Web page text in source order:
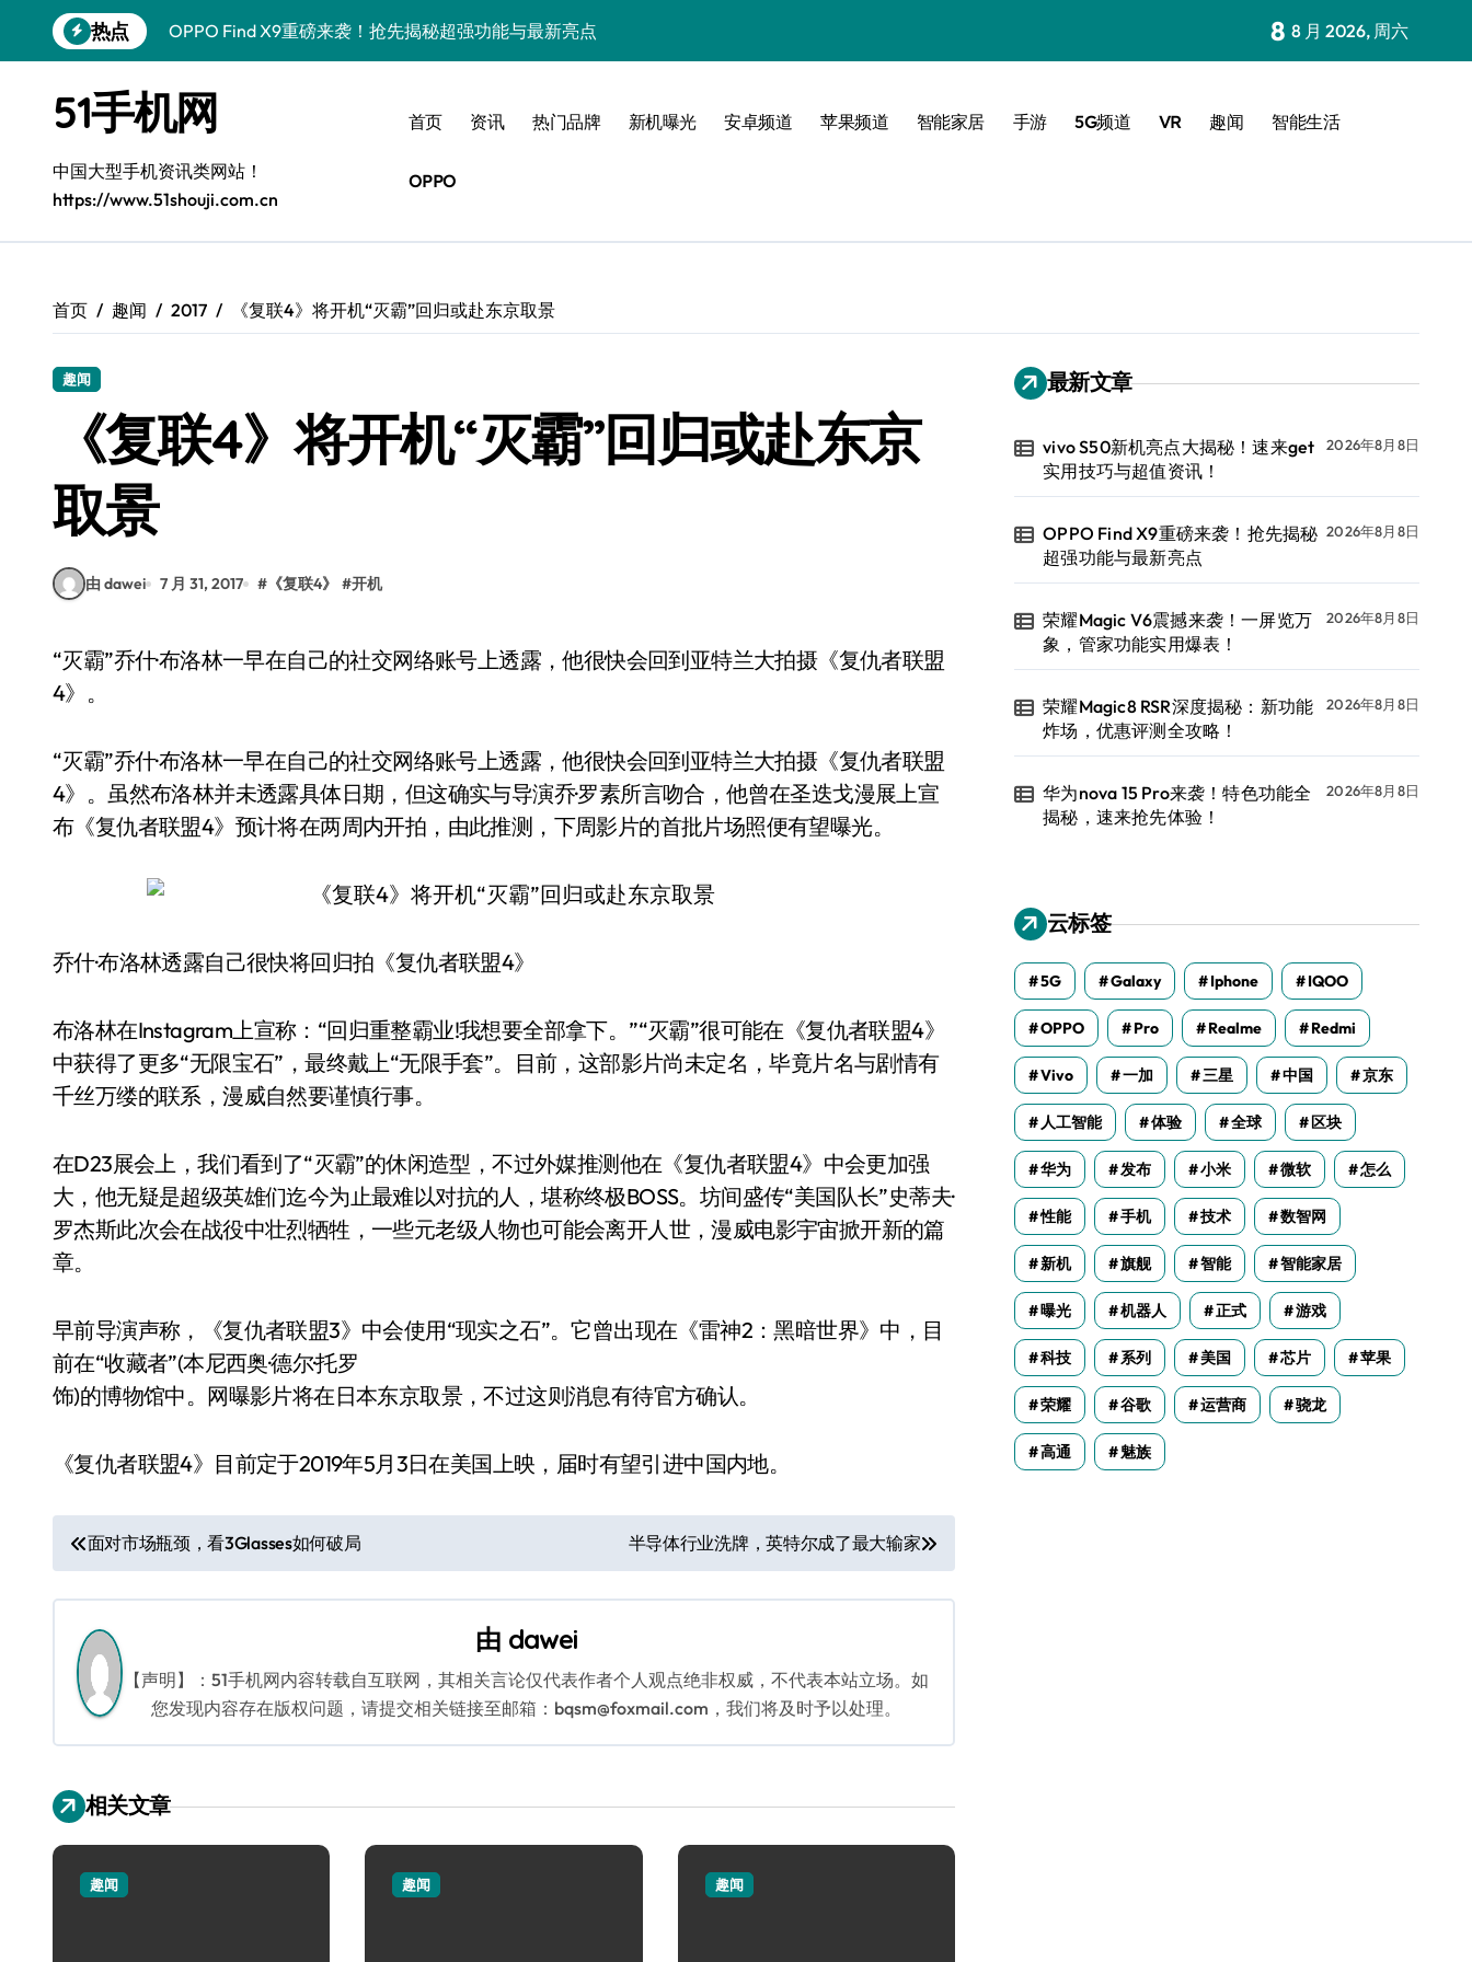
到
热点
OPPO Find X9重磅来袭！抢先揭秘超强功能与最新亮点
荣耀Magic8 RSR深度揭秘：新功能炸场，优惠评测全攻略！
华为nova 15 Pro来袭！特色功能全揭秘，速来抢先体验！
三星Galaxy S26 Ultra抢先揭秘！顶级配置，亮点全在这！
三星Galaxy Z Flip7 FE新机抢先看，折叠新体验不容错过！
红米K90深度揭秘！超强配置+发售详情，速来围观！
vivo S50新机亮点大揭秘！速来get实用技巧与超值资讯！
8 8 月 2026, 周六
51手机网
中国大型手机资讯类网站！
https://www.51shouji.com.cn
首页 资讯 热门品牌 新机曝光 安卓频道 苹果频道 智能家居 手游 5G频道 VR 趣闻 智能生活
OPPO
首页 趣闻 2017 《复联4》将开机“灭霸”回归或赴东京取景
趣闻
《复联4》将开机“灭霸”回归或赴东京
取景
由 dawei 7 月 31, 2017 # 《复联4》 #开机
“灭霸”乔什·布洛林一早在自己的社交网络账号上透露，他很快会回到亚特兰大拍摄《复仇者联盟
4》。
“灭霸”乔什·布洛林一早在自己的社交网络账号上透露，他很快会回到亚特兰大拍摄《复仇者联盟
4》。虽然布洛林并未透露具体日期，但这确实与导演乔·罗素所言吻合，他曾在圣迭戈漫展上宣
布《复仇者联盟4》预计将在两周内开拍，由此推测，下周影片的首批片场照便有望曝光。
乔什·布洛林透露自己很快将回归拍《复仇者联盟4》
布洛林在Instagram上宣称：“回归重整霸业!我想要全部拿下。”“灭霸”很可能在《复仇者联盟4》
中获得了更多“无限宝石”，最终戴上“无限手套”。目前，这部影片尚未定名，毕竟片名与剧情有
千丝万缕的联系，漫威自然要谨慎行事。
在D23展会上，我们看到了“灭霸”的休闲造型，不过外媒推测他在《复仇者联盟4》中会更加强
大，他无疑是超级英雄们迄今为止最难以对抗的人，堪称终极BOSS。坊间盛传“美国队长”史蒂夫·
罗杰斯此次会在战役中壮烈牺牲，一些元老级人物也可能会离开人世，漫威电影宇宙掀开新的篇
章。
早前导演声称，《复仇者联盟3》中会使用“现实之石”。它曾出现在《雷神2：黑暗世界》中，目
前在“收藏者”(本尼西奥·德尔·托罗
饰)的博物馆中。网曝影片将在日本东京取景，不过这则消息有待官方确认。
《复仇者联盟4》目前定于2019年5月3日在美国上映，届时有望引进中国内地。
文
章
航
面对市场瓶颈，看3Glasses如何破局 半导体行业洗牌，英特尔成了最大输家
由 dawei
【声明】：51手机网内容转载自互联网，其相关言论仅代表作者个人观点绝非权威，不代表本站立场。如
您发现内容存在版权问题，请提交相关链接至邮箱：bqsm@foxmail.com，我们将及时予以处理。
相关文章
趣闻 趣闻 趣闻
最新文章
vivo S50新机亮点大揭秘！速来get
实用技巧与超值资讯！
2026年8月8日
OPPO Find X9重磅来袭！抢先揭秘
超强功能与最新亮点
2026年8月8日
荣耀Magic V6震撼来袭！一屏览万
象，管家功能实用爆表！
2026年8月8日
荣耀Magic8 RSR深度揭秘：新功能
炸场，优惠评测全攻略！
2026年8月8日
华为nova 15 Pro来袭！特色功能全
揭秘，速来抢先体验！
2026年8月8日
云标签
5G Galaxy Iphone IQOO
OPPO Pro Realme Redmi
Vivo 一加 三星 中国 京东
人工智能 体验 全球 区块
华为 发布 小米 微软 怎么
性能 手机 技术 数智网
新机 旗舰 智能 智能家居
曝光 机器人 正式 游戏
科技 系列 美国 芯片 苹果
荣耀 谷歌 运营商 骁龙
高通 魅族